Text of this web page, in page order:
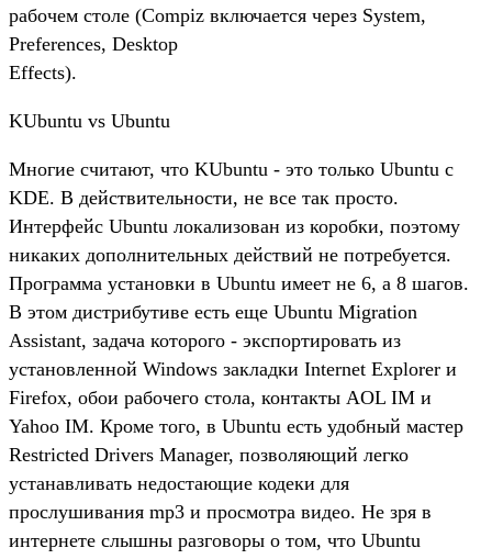
рабочем столе (Compiz включается через System,
Preferences, Desktop
Effects).
KUbuntu vs Ubuntu
Многие считают, что KUbuntu - это только Ubuntu с
KDE. В действительности, не все так просто.
Интерфейс Ubuntu локализован из коробки, поэтому
никаких дополнительных действий не потребуется.
Программа установки в Ubuntu имеет не 6, а 8 шагов.
В этом дистрибутиве есть еще Ubuntu Migration
Assistant, задача которого - экспортировать из
установленной Windows закладки Internet Explorer и
Firefox, обои рабочего стола, контакты AOL IM и
Yahoo IM. Кроме того, в Ubuntu есть удобный мастер
Restricted Drivers Manager, позволяющий легко
устанавливать недостающие кодеки для
прослушивания mp3 и просмотра видео. Не зря в
интернете слышны разговоры о том, что Ubuntu